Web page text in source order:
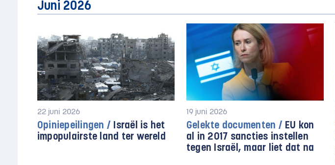
Juni 2026
22 juni 2026
Opiniepeilingen / Israël is het
impopulairste land ter wereld
19 juni 2026
Gelekte documenten / EU kon
al in 2017 sancties instellen
tegen Israël, maar liet dat na